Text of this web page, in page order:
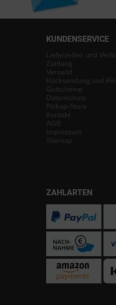
KUNDENSERVICE
Lieferzeiten und
Zahlung
Versand
Rücksendung und
Gutscheine
Datenschutz
Pickup-Store
Kontakt
AGB
Impressum
Sitemap
ZAHLARTEN